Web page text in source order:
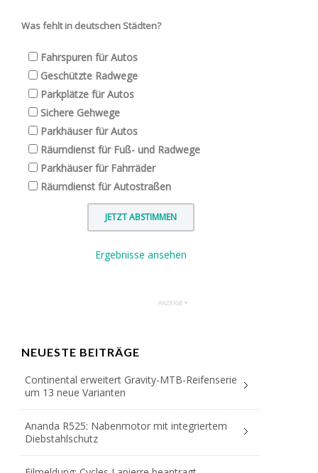
Was fehlt in deutschen Städten?
Fahrspuren für Autos
Geschützte Radwege
Parkplätze für Autos
Sichere Gehwege
Parkhäuser für Autos
Räumdienst für Fuß- und Radwege
Parkhäuser für Fahrräder
Räumdienst für Autostraßen
Ergebnisse ansehen
NEUESTE BEITRÄGE
Continental erweitert Gravity-MTB-Reifenserie
um 13 neue Varianten
Ananda R525: Nabenmotor mit integriertem
Diebstahlschutz